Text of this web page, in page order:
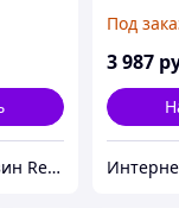
Интернет-магазин Red Storm
Под
3 987